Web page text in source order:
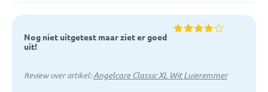
Nog niet uitgetest maar ziet er goed
uit!
Review over artikel:Angelcare Classic XL Wit Luieremmer